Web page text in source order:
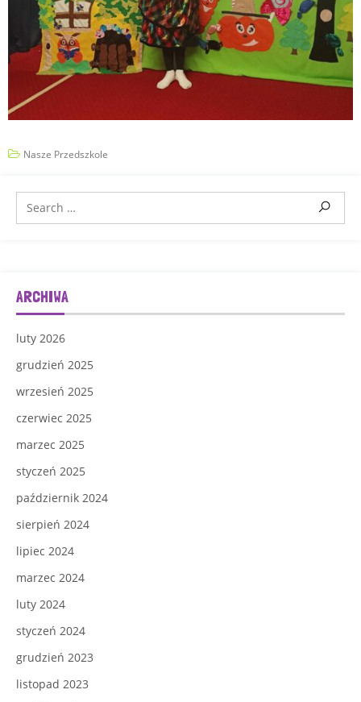
Nasze Przedszkole
ARCHIWA
luty 2026
grudzień 2025
wrzesień 2025
czerwiec 2025
marzec 2025
styczeń 2025
październik 2024
sierpień 2024
lipiec 2024
marzec 2024
luty 2024
styczeń 2024
grudzień 2023
listopad 2023